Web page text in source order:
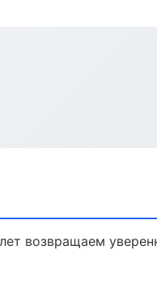
возвращаем